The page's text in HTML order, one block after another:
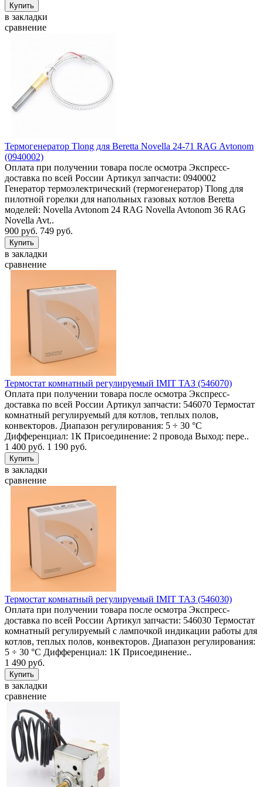
в закладки
сравнение
Термогенератор Tlong для Beretta Novella 24-71 RAG Avtonom
(0940002)
Оплата при получении товара после осмотра Экспресс-
доставка по всей России Артикул запчасти: 0940002
Генератор термоэлектрический (термогенератор) Tlong для
пилотной горелки для напольных газовых котлов Beretta
моделей: Novella Avtonom 24 RAG Novella Avtonom 36 RAG
Novella Avt..
900 руб. 749 руб.
в закладки
сравнение
Термостат комнатный регулируемый IMIT ТАЗ (546070)
Оплата при получении товара после осмотра Экспресс-
доставка по всей России Артикул запчасти: 546070 Термостат
комнатный регулируемый для котлов, теплых полов,
конвекторов. Диапазон регулирования: 5 ÷ 30 °C
Дифференциал: 1К Присоединение: 2 провода Выход: пере..
1 400 руб. 1 190 руб.
в закладки
сравнение
Термостат комнатный регулируемый IMIT ТАЗ (546030)
Оплата при получении товара после осмотра Экспресс-
доставка по всей России Артикул запчасти: 546030 Термостат
комнатный регулируемый с лампочкой индикации работы для
котлов, теплых полов, конвекторов. Диапазон регулирования:
5 ÷ 30 °C Дифференциал: 1К Присоединение..
1 490 руб.
в закладки
сравнение